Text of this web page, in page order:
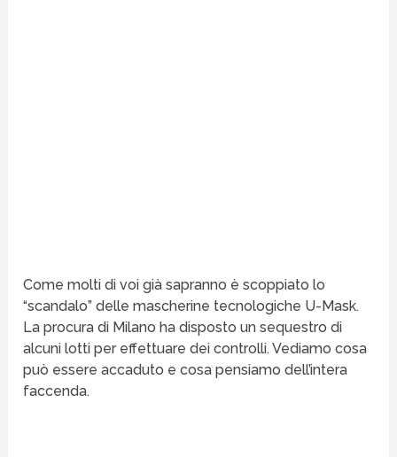
Come molti di voi già sapranno è scoppiato lo
“scandalo” delle mascherine tecnologiche U-Mask.
La procura di Milano ha disposto un sequestro di
alcuni lotti per effettuare dei controlli. Vediamo cosa
può essere accaduto e cosa pensiamo dell’intera
faccenda.